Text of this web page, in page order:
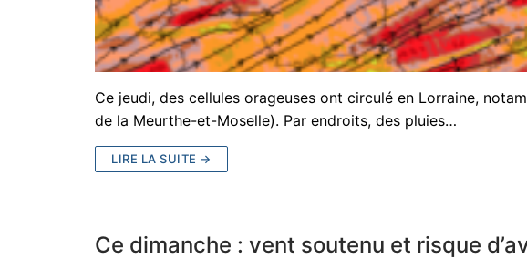
Ce jeudi, des cellules orageuses ont circulé en Lorraine,
de la Meurthe-et-Moselle). Par endroits, des pluies…
LIRE LA SUITE →
Ce dimanche : vent soutenu et risque